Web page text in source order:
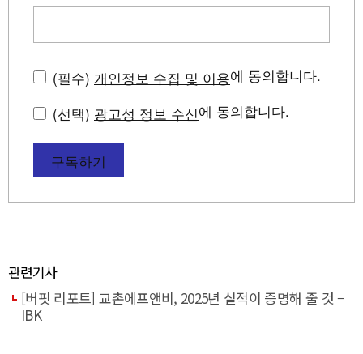
(필수) 개인정보 수집 및 이용에 동의합니다.
(선택) 광고성 정보 수신에 동의합니다.
구독하기
관련기사
[버핏 리포트] 교촌에프앤비, 2025년 실적이 증명해 줄 것 –
IBK